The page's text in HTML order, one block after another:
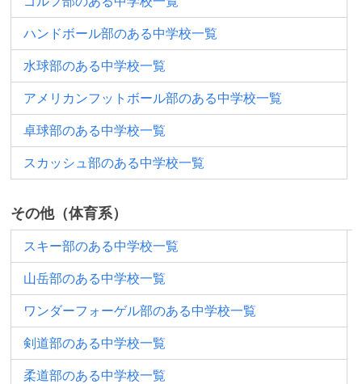
ハンドボール部のある中学校一覧
水球部のある中学校一覧
アメリカンフットボール部のある中学校一覧
卓球部のある中学校一覧
スカッシュ部のある中学校一覧
その他（体育系）
スキー部のある中学校一覧
山岳部のある中学校一覧
ワンダーフォーゲル部のある中学校一覧
剣道部のある中学校一覧
柔道部のある中学校一覧